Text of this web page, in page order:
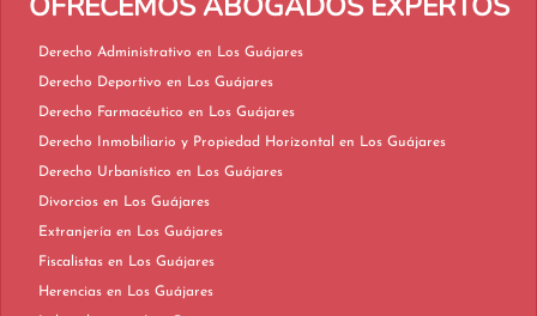
Derecho Administrativo en Los Guájares
Derecho Deportivo en Los Guájares
Derecho Farmacéutico en Los Guájares
Derecho Inmobiliario y Propiedad Horizontal en Los Guájares
Derecho Urbanístico en Los Guájares
Divorcios en Los Guájares
Extranjería en Los Guájares
Fiscalistas en Los Guájares
Herencias en Los Guájares